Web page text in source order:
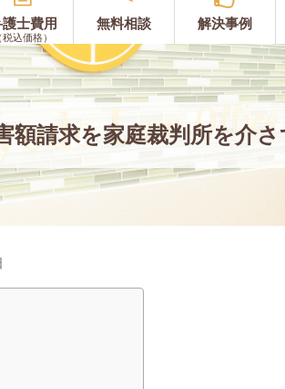
士費用
税込価格）
無料相談 解決事例
額請求を家庭裁判所を介